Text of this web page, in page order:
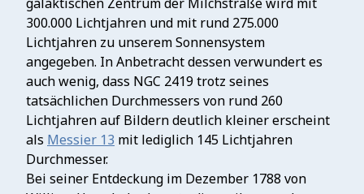
300.000 Lichtjahren und mit rund 275.000
Lichtjahren zu unserem Sonnensystem
angegeben. In Anbetracht dessen verwundert es
auch wenig, dass NGC 2419 trotz seines
tatsächlichen Durchmessers von rund 260
Lichtjahren auf Bildern deutlich kleiner erscheint
als Messier 13 mit lediglich 145 Lichtjahren
Durchmesser.
Bei seiner Entdeckung im Dezember 1788 von